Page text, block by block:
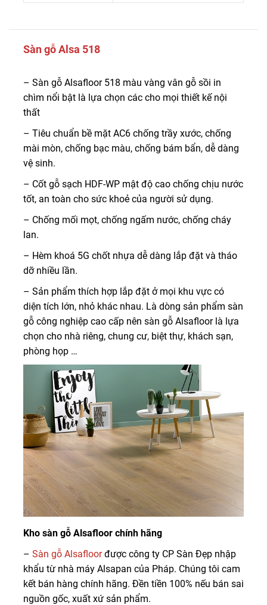
Sàn gỗ Alsa 518
– Sàn gỗ Alsafloor 518 màu vàng vân gỗ sồi in
chìm nổi bật là lựa chọn các cho mọi thiết kế nội
thất
– Tiêu chuẩn bề mặt AC6 chống trầy xước, chống
mài mòn, chống bạc màu, chống bám bẩn, dễ dàng
vệ sinh.
– Cốt gỗ sạch HDF-WP mật độ cao chống chịu nước
tốt, an toàn cho sức khoẻ của người sử dụng.
– Chống mối mọt, chống ngấm nước, chống cháy
lan.
– Hèm khoá 5G chốt nhựa dễ dàng lắp đặt và tháo
dỡ nhiều lần.
– Sản phẩm thích hợp lắp đặt ở mọi khu vực có
diện tích lớn, nhỏ khác nhau. Là dòng sản phẩm sàn
gỗ công nghiệp cao cấp nên sàn gỗ Alsafloor là lựa
chọn cho nhà riêng, chung cư, biệt thự, khách sạn,
phòng họp …
Kho sàn gỗ Alsafloor chính hãng
– Sàn gỗ Alsafloorđược công ty CP Sàn Đẹp nhập
khẩu từ nhà máy Alsapan của Pháp. Chúng tôi cam
kết bán hàng chính hãng. Đền tiền 100% nếu bán sai
nguồn gốc, xuất xứ sản phẩm.